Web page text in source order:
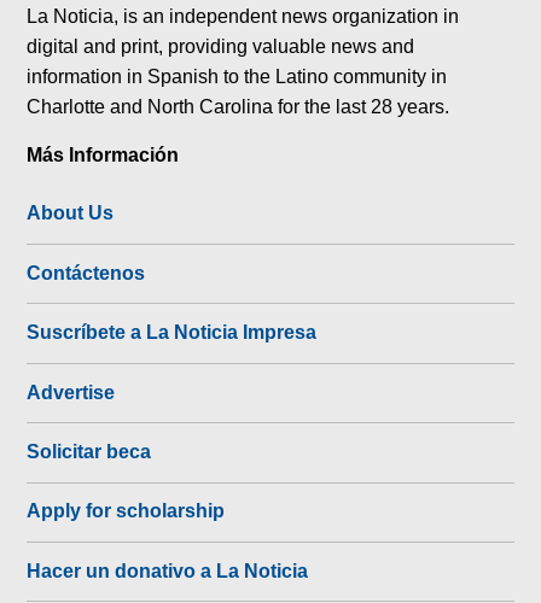
La Noticia, is an independent news organization in
digital and print, providing valuable news and
information in Spanish to the Latino community in
Charlotte and North Carolina for the last 28 years.
Más Información
About Us
Contáctenos
Suscríbete a La Noticia Impresa
Advertise
Solicitar beca
Apply for scholarship
Hacer un donativo a La Noticia